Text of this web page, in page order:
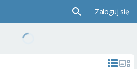
Zaloguj się